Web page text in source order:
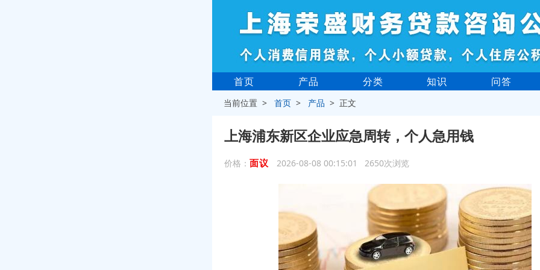
首页 产品 分类 知识 问答
当前位置 >首页 > 产品 > 正文
上海浦东新区企业应急周转，个人急用钱
价格： 面议 2026-08-08 00:15:01 2650次浏览